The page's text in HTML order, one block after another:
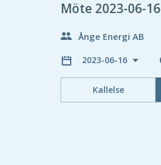
Möte 2023-06-16
Ånge Energi AB
2023-06-16
Kallelse